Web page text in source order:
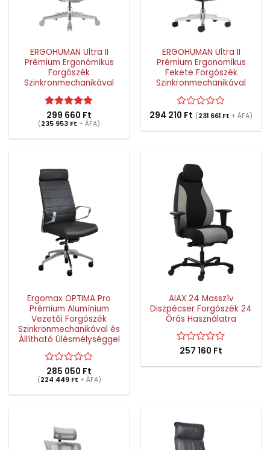
ERGOHUMAN Ultra II
Prémium Ergonómikus
Forgószék
Szinkronmechanikával
Értékelés:5
/ 5
299 660 Ft
(235 953 Ft + ÁFA)
ERGOHUMAN Ultra II
Prémium Ergonomikus
Fekete Forgószék
Szinkronmechanikával
Értékelés:
/
294 210 Ft (231 661 Ft + ÁFA)
Ergomax OPTIMA Pro
Prémium Alumínium
Vezetői Forgószék
Szinkronmechanikával és
Állítható Ülésmélységgel
Értékelés:
0
285 050 Ft
(224 449 Ft + ÁFA)
AIAX 24 Masszív
Diszpécser Forgószék 24
Órás Használatra
Értékelés:
/
257 160 Ft